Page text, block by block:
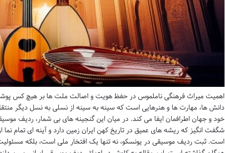
اهمیت میراث فرهنگی ناملموس در حفظ هویت و اصالت ملت ها بر هیچ کس
دانش ها، مهارت ها و هنرهایی است که سینه به سینه از نسلی به نسل دیگر
خود و جهان اطرافمان ایفا می کند. در میان این گنجینه های بی شمار، ردیف
شگفت انگیز که ریشه های عمیق در تاریخ کهن ایران زمین دارد و آینه ای تمام
است. ثبت ردیف موسیقی در یونسکو، نه تنها یک افتخار ملی است، بلکه